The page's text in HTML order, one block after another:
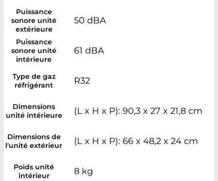
Puissance
sonore unité
extérieure
50 dBA
Puissance
sonore unité
intérieure
61 dBA
Type de gaz
réfrigérant
R32
Dimensions
unité intérieure
(L x H x P): 90,3 x 27 x 21,8 cm
Dimensions de
l'unité extérieur
(L x H x P): 66 x 48,2 x 24 cm
Poids unité
intérieur
8 kg